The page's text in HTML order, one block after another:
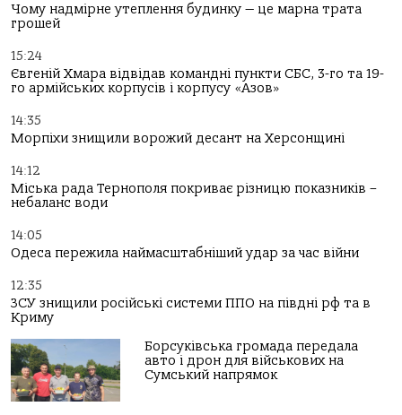
Чому надмірне утеплення будинку — це марна трата
грошей
15:24
Євгеній Хмара відвідав командні пункти СБС, 3-го та 19-
го армійських корпусів і корпусу «Азов»
14:35
Морпіхи знищили ворожий десант на Херсонщині
14:12
Міська рада Тернополя покриває різницю показників –
небаланс води
14:05
Одеса пережила наймасштабніший удар за час війни
12:35
ЗСУ знищили російські системи ППО на півдні рф та в
Криму
Борсуківська громада передала
авто і дрон для військових на
Сумський напрямок